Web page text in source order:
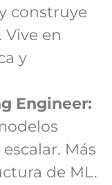
construye
en
y
Engineer:
Más
de ML.